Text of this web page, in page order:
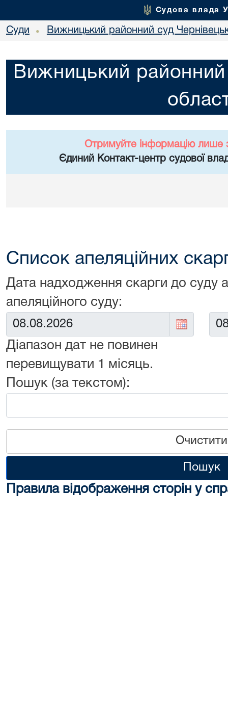
Судова влада
Суди • Вижницький районний суд
Вижницький районний
Отримуйте інформацію лише
Єдиний Контакт-центр судової
Список апеляційних
Дата надходження скарги до суду
апеляційного суду:
Від:
Діапазон дат не повинен
перевищувати 1 місяць.
До:
Пошук (за текстом):
Очистити
Пошук
Правила відображення сторін у